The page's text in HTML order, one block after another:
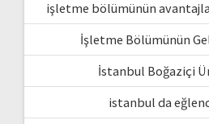
işletme bölümünün
İşletme Bölümünün
İstanbul Boğaziçi
istanbul da